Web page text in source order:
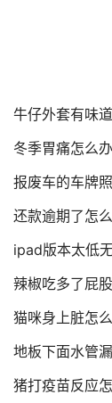
牛仔外套有味
冬季胃痛怎么
报废车的车牌
还款逾期了怎
ipad版本太低
辣椒吃多了屁
猫咪身上脏怎
地板下面水管
猪打疫苗反应